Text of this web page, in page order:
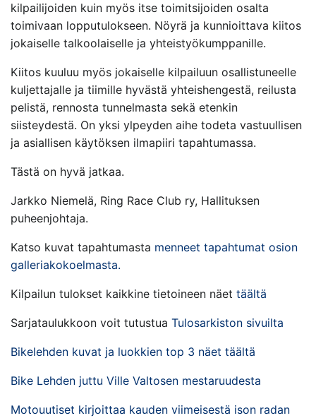
kilpailijoiden kuin myös itse toimitsijoiden osalta
toimivaan lopputulokseen. Nöyrä ja kunnioittava kiitos
jokaiselle talkoolaiselle ja yhteistyökumppanille.
Kiitos kuuluu myös jokaiselle kilpailuun osallistuneelle
kuljettajalle ja tiimille hyvästä yhteishengestä, reilusta
pelistä, rennosta tunnelmasta sekä etenkin
siisteydestä. On yksi ylpeyden aihe todeta vastuullisen
ja asiallisen käytöksen ilmapiiri tapahtumassa.
Tästä on hyvä jatkaa.
Jarkko Niemelä, Ring Race Club ry, Hallituksen
puheenjohtaja.
Katso kuvat tapahtumasta menneet tapahtumat osion
galleriakokoelmasta.
Kilpailun tulokset kaikkine tietoineen näet täältä
Sarjataulukkoon voit tutustua Tulosarkiston sivuilta
Bikelehden kuvat ja luokkien top 3 näet täältä
Bike Lehden juttu Ville Valtosen mestaruudesta
Motouutiset kirjoittaa kauden viimeisestä ison radan